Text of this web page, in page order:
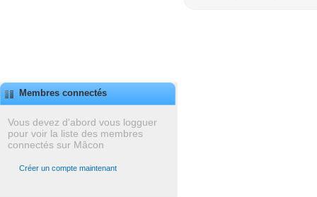
Membres connectés
Vous devez d'abord vous logguer
pour voir la liste des membres
connectés sur Mâcon
Créer un compte maintenant